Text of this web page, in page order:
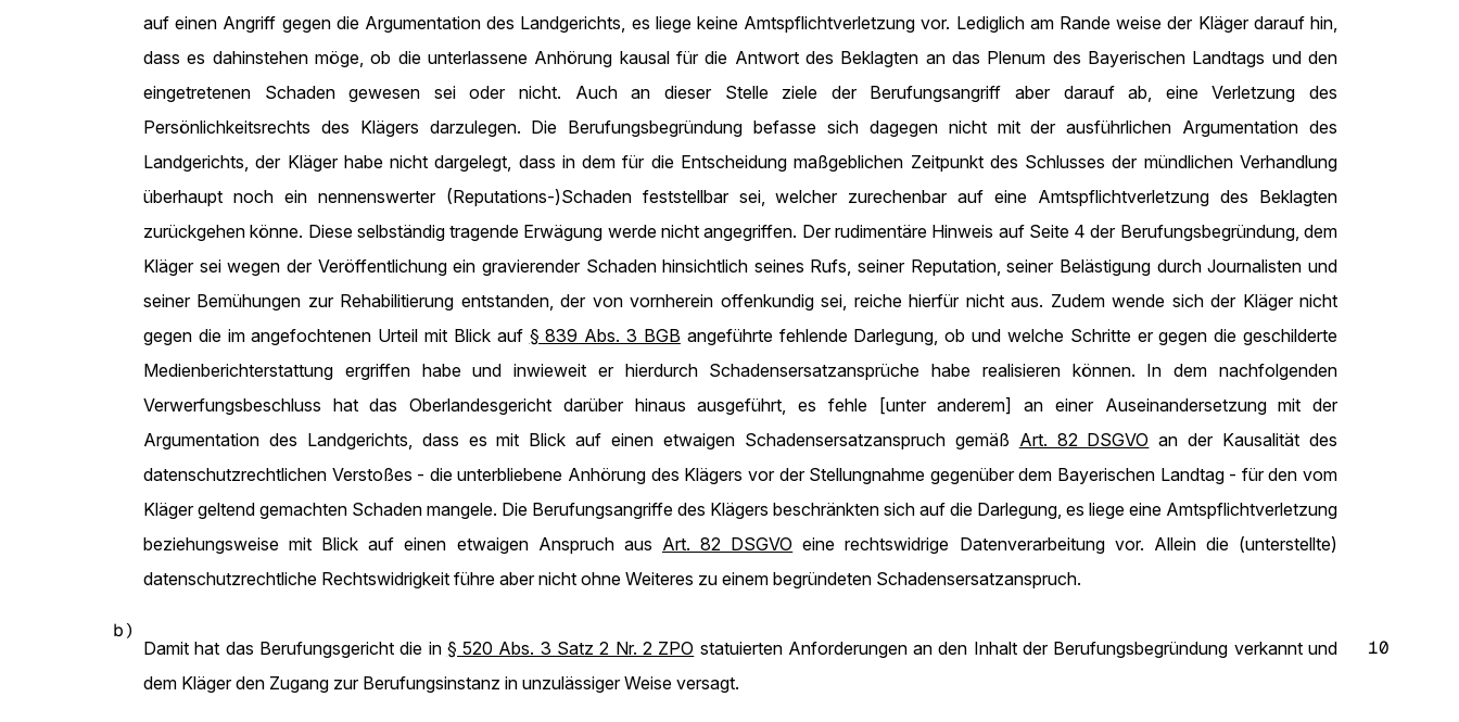
auf einen Angriff gegen die Argumentation des Landgerichts, es liege keine Amtspflichtverletzung vor. Lediglich am Rande weise der Kläger darauf hin,
dass es dahinstehen möge, ob die unterlassene Anhörung kausal für die Antwort des Beklagten an das Plenum des Bayerischen Landtags und den
eingetretenen Schaden gewesen sei oder nicht. Auch an dieser Stelle ziele der Berufungsangriff aber darauf ab, eine Verletzung des
Persönlichkeitsrechts des Klägers darzulegen. Die Berufungsbegründung befasse sich dagegen nicht mit der ausführlichen Argumentation des
Landgerichts, der Kläger habe nicht dargelegt, dass in dem für die Entscheidung maßgeblichen Zeitpunkt des Schlusses der mündlichen Verhandlung
überhaupt noch ein nennenswerter (Reputations-)Schaden feststellbar sei, welcher zurechenbar auf eine Amtspflichtverletzung des Beklagten
zurückgehen könne. Diese selbständig tragende Erwägung werde nicht angegriffen. Der rudimentäre Hinweis auf Seite 4 der Berufungsbegründung, dem
Kläger sei wegen der Veröffentlichung ein gravierender Schaden hinsichtlich seines Rufs, seiner Reputation, seiner Belästigung durch Journalisten und
seiner Bemühungen zur Rehabilitierung entstanden, der von vornherein offenkundig sei, reiche hierfür nicht aus. Zudem wende sich der Kläger nicht
gegen die im angefochtenen Urteil mit Blick auf § 839 Abs. 3 BGB angeführte fehlende Darlegung, ob und welche Schritte er gegen die geschilderte
Medienberichterstattung ergriffen habe und inwieweit er hierdurch Schadensersatzansprüche habe realisieren können. In dem nachfolgenden
Verwerfungsbeschluss hat das Oberlandesgericht darüber hinaus ausgeführt, es fehle [unter anderem] an einer Auseinandersetzung mit der
Argumentation des Landgerichts, dass es mit Blick auf einen etwaigen Schadensersatzanspruch gemäß Art. 82 DSGVO an der Kausalität des
datenschutzrechtlichen Verstoßes - die unterbliebene Anhörung des Klägers vor der Stellungnahme gegenüber dem Bayerischen Landtag - für den vom
Kläger geltend gemachten Schaden mangele. Die Berufungsangriffe des Klägers beschränkten sich auf die Darlegung, es liege eine Amtspflichtverletzung
beziehungsweise mit Blick auf einen etwaigen Anspruch aus Art. 82 DSGVO eine rechtswidrige Datenverarbeitung vor. Allein die (unterstellte)
datenschutzrechtliche Rechtswidrigkeit führe aber nicht ohne Weiteres zu einem begründeten Schadensersatzanspruch.
b)
10
Damit hat das Berufungsgericht die in § 520 Abs. 3 Satz 2 Nr. 2 ZPO statuierten Anforderungen an den Inhalt der Berufungsbegründung verkannt und
dem Kläger den Zugang zur Berufungsinstanz in unzulässiger Weise versagt.